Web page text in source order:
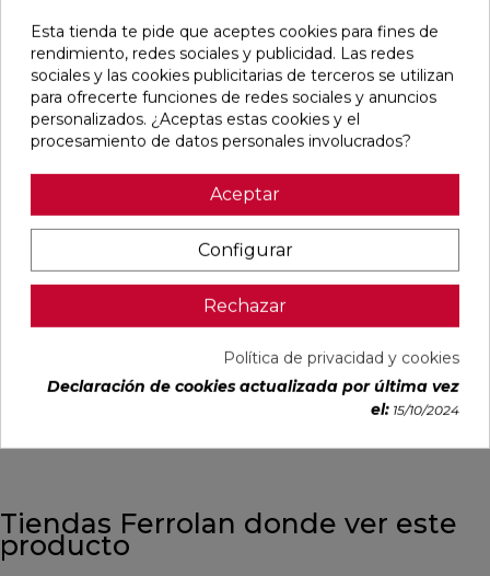
BLANCO
NATURAL
77359401
50,70 €
incl.)
favorite
BLANCO
77359406
62,80 €
incl.)
favorite
IMPULSE
91080301
PVP
36,18 €
/m²
incl.)
favorite
VER MÁS
AUSTRAL
91086600
25,29 €
incl.)
Tiendas Ferrolan donde ver este
producto
Esta tienda te pide que aceptes cookies para fines de
rendimiento, redes sociales y publicidad. Las redes
sociales y las cookies publicitarias de terceros se utilizan
para ofrecerte funciones de redes sociales y anuncios
personalizados. ¿Aceptas estas cookies y el
procesamiento de datos personales involucrados?
Aceptar
Configurar
Rechazar
Política de privacidad y cookies
Declaración de cookies actualizada por última vez
el: 15/10/2024